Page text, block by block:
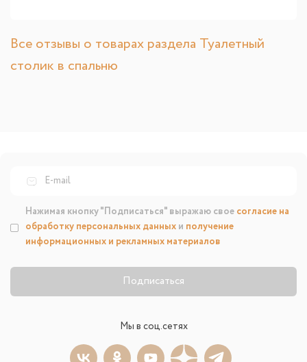
Все отзывы о товарах раздела Туалетный
столик в спальню
Подписаться
Нажимая кнопку "Подписаться" выражаю свое согласие на
обработку персональных данных и получение
информационных и рекламных материалов
Мы в соц.сетях